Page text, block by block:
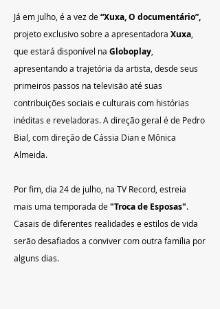
Já em julho, é a vez de “Xuxa, O documentário”,
projeto exclusivo sobre a apresentadora Xuxa,
que estará disponível na Globoplay,
apresentando a trajetória da artista, desde seus
primeiros passos na televisão até suas
contribuições sociais e culturais com histórias
inéditas e reveladoras. A direção geral é de Pedro
Bial, com direção de Cássia Dian e Mônica
Almeida.
Por fim, dia 24 de julho, na TV Record, estreia
mais uma temporada de "Troca de Esposas".
Casais de diferentes realidades e estilos de vida
serão desafiados a conviver com outra família por
alguns dias.